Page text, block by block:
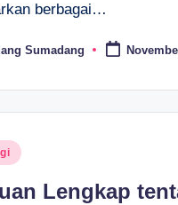
berbagai…
Sumadang
Lengkap